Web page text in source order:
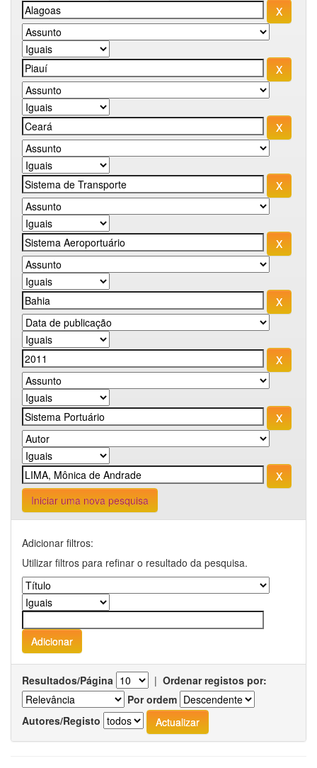
Iniciar uma nova pesquisa
Adicionar filtros:
Utilizar filtros para refinar o resultado da pesquisa.
Resultados/Página | Ordenar registos por:
Por ordem
Autores/Registo